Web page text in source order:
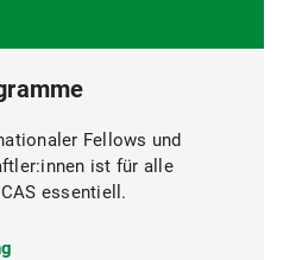
Fellows und
ist für alle
essentiell.